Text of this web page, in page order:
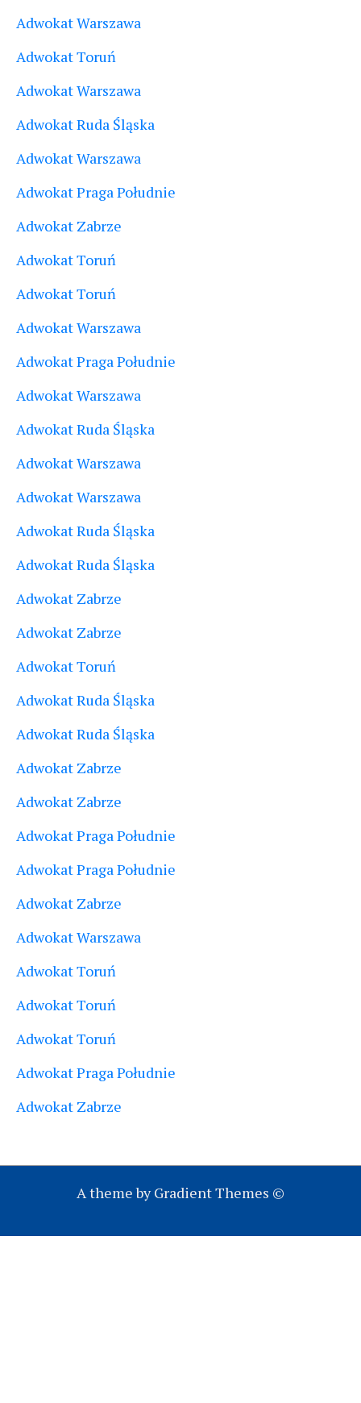
Adwokat Warszawa
Adwokat Toruń
Adwokat Warszawa
Adwokat Ruda Śląska
Adwokat Warszawa
Adwokat Praga Południe
Adwokat Zabrze
Adwokat Toruń
Adwokat Toruń
Adwokat Warszawa
Adwokat Praga Południe
Adwokat Warszawa
Adwokat Ruda Śląska
Adwokat Warszawa
Adwokat Warszawa
Adwokat Ruda Śląska
Adwokat Ruda Śląska
Adwokat Zabrze
Adwokat Zabrze
Adwokat Toruń
Adwokat Ruda Śląska
Adwokat Ruda Śląska
Adwokat Zabrze
Adwokat Zabrze
Adwokat Praga Południe
Adwokat Praga Południe
Adwokat Zabrze
Adwokat Warszawa
Adwokat Toruń
Adwokat Toruń
Adwokat Toruń
Adwokat Praga Południe
Adwokat Zabrze
A theme by Gradient Themes ©